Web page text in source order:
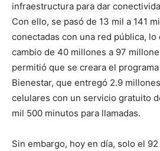
infraestructura para dar
Con ello, se pasó de 13 mil a 141
conectadas con una red pública,
cambio de 40 millones a 97
permitió que se creara el
Bienestar, que entregó 2.9
celulares con un servicio gratuito
mil 500 minutos para llamadas.
Sin embargo, hoy en día, solo el